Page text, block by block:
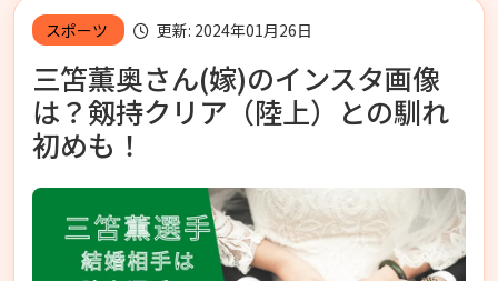
スポーツ 更新: 2024年01月26日
三笘薫奥さん(嫁)のインスタ画像
は？剱持クリア（陸上）との馴れ
初めも！